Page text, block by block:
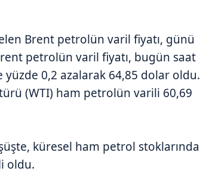
Brent petrolün varil fiyatı, günü
petrolün varil fiyatı, bugün saat
yüzde 0,2 azalarak 64,85 dolar oldu.
(WTI) ham petrolün varili 60,69
küresel ham petrol stoklarında
oldu.